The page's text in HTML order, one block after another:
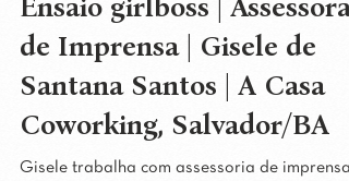
Ensaio girlboss | Assessora
de Imprensa | Gisele de
Santana Santos | A Casa
Coworking, Salvador/BA